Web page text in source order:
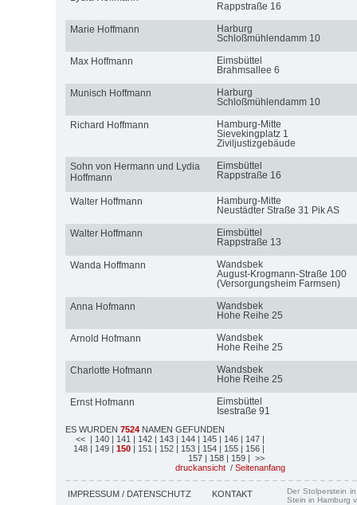
Rappstraße 16
Marie Hoffmann
Harburg
Schloßmühlendamm 10
Max Hoffmann
Eimsbüttel
Brahmsallee 6
Munisch Hoffmann
Harburg
Schloßmühlendamm 10
Richard Hoffmann
Hamburg-Mitte
Sievekingplatz 1
Ziviljustizgebäude
Sohn von Hermann und Lydia
Hoffmann
Eimsbüttel
Rappstraße 16
Walter Hoffmann
Hamburg-Mitte
Neustädter Straße 31 Pik AS
Walter Hoffmann
Eimsbüttel
Rappstraße 13
Wanda Hoffmann
Wandsbek
August-Krogmann-Straße 100
(Versorgungsheim Farmsen)
Anna Hofmann
Wandsbek
Hohe Reihe 25
Arnold Hofmann
Wandsbek
Hohe Reihe 25
Charlotte Hofmann
Wandsbek
Hohe Reihe 25
Ernst Hofmann
Eimsbüttel
Isestraße 91
ES WURDEN 7524 NAMEN GEFUNDEN
<< | 140 | 141 | 142 | 143 | 144 | 145 | 146 | 147 |
148 | 149 | 150 | 151 | 152 | 153 | 154 | 155 | 156 |
157 | 158 | 159 | >>
druckansicht / Seitenanfang
IMPRESSUM / DATENSCHUTZ KONTAKT
Der Stolperstein
Stein in Hamburg